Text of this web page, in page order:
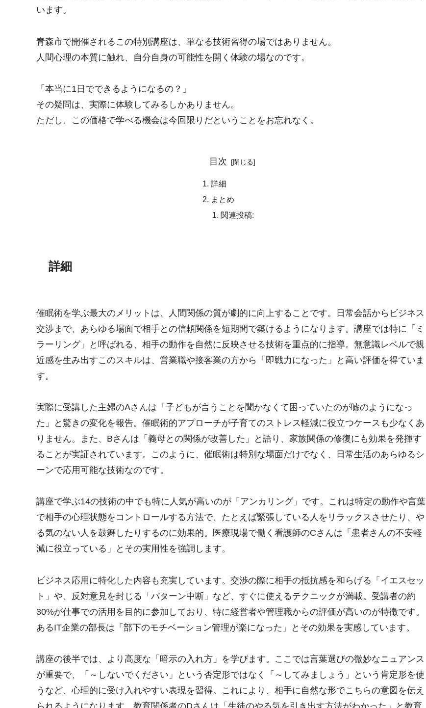
います。
青森市で開催されるこの特別講座は、単なる技術習得の場ではありません。
人間心理の本質に触れ、自分自身の可能性を開く体験の場なのです。
「本当に1日でできるようになるの？」
その疑問は、実際に体験してみるしかありません。
ただし、この価格で学べる機会は今回限りだということをお忘れなく。
目次
詳細
まとめ
関連投稿:
詳細
催眠術を学ぶ最大のメリットは、人間関係の質が劇的に向上することです。日常会話からビジネス
交渉まで、あらゆる場面で相手との信頼関係を短期間で築けるようになります。講座では特に「ミ
ラーリング」と呼ばれる、相手の動作を自然に反映させる技術を重点的に指導。無意識レベルで親
近感を生み出すこのスキルは、営業職や接客業の方から「即戦力になった」と高い評価を得ていま
す。
実際に受講した主婦のAさんは「子どもが言うことを聞かなくて困っていたのが嘘のようになっ
た」と驚きの変化を報告。催眠術的アプローチが子育てのストレス軽減に役立つケースも少なくあ
りません。また、Bさんは「義母との関係が改善した」と語り、家族関係の修復にも効果を発揮す
ることが実証されています。このように、催眠術は特別な場面だけでなく、日常生活のあらゆるシ
ーンで応用可能な技術なのです。
講座で学ぶ14の技術の中でも特に人気が高いのが「アンカリング」です。これは特定の動作や言葉
で相手の心理状態をコントロールする方法で、たとえば緊張している人をリラックスさせたり、や
る気のない人を鼓舞したりするのに効果的。医療現場で働く看護師のCさんは「患者さんの不安軽
減に役立っている」とその実用性を強調します。
ビジネス応用に特化した内容も充実しています。交渉の際に相手の抵抗感を和らげる「イエスセッ
ト」や、反対意見を封じる「パターン中断」など、すぐに使えるテクニックが満載。受講者の約
30%が仕事での活用を目的に参加しており、特に経営者や管理職からの評価が高いのが特徴です。
あるIT企業の部長は「部下のモチベーション管理が楽になった」とその効果を実感しています。
講座の後半では、より高度な「暗示の入れ方」を学びます。ここでは言葉選びの微妙なニュアンス
が重要で、「～しないでください」という否定形ではなく「～してみましょう」という肯定形を使
うなど、心理的に受け入れやすい表現を習得。これにより、相手に自然な形でこちらの意図を伝え